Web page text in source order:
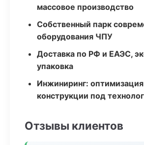
массовое производство
Собственный парк
оборудования ЧПУ
Доставка по РФ и ЕАЭС,
упаковка
Инжиниринг: оптимизация
конструкции под
Отзывы клиентов